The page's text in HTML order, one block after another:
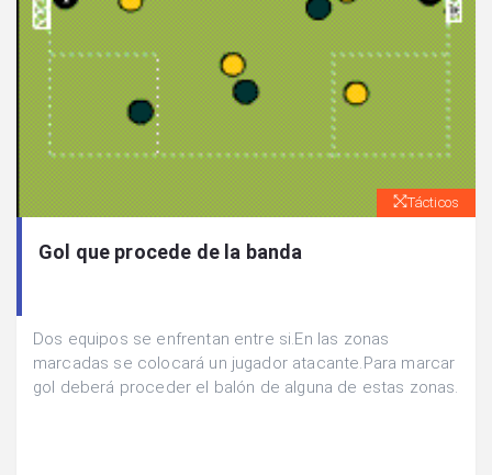
Tácticos
Gol que procede de la banda
Dos equipos se enfrentan entre si.En las zonas
marcadas se colocará un jugador atacante.Para marcar
gol deberá proceder el balón de alguna de estas zonas.